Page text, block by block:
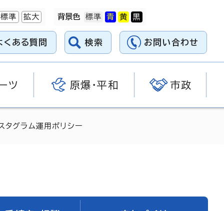
標準 拡大 背景色
くある質問 検索 お問い合わせ
ツ 原爆・平和 市政
タグラム運用ポリシー